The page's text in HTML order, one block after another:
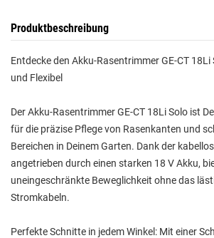
Produktbeschreibung
Entdecke den Akku-Rasentrimmer GE-CT 18Li
und Flexibel
Der Akku-Rasentrimmer GE-CT 18Li Solo ist
für die präzise Pflege von Rasenkanten und
Bereichen in Deinem Garten. Dank der
angetrieben durch einen starken 18 V Akku,
uneingeschränkte Beweglichkeit ohne das
Stromkabeln.
Perfekte Schnitte in jedem Winkel: Mit einer